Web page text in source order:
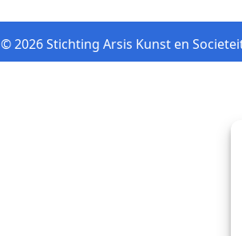
© 2026 Stichting Arsis Kunst en